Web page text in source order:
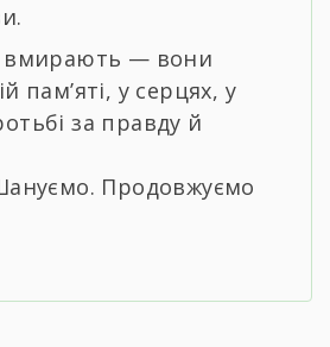
— вони
пам’яті, у серцях, у
за правду й
Продовжуємо